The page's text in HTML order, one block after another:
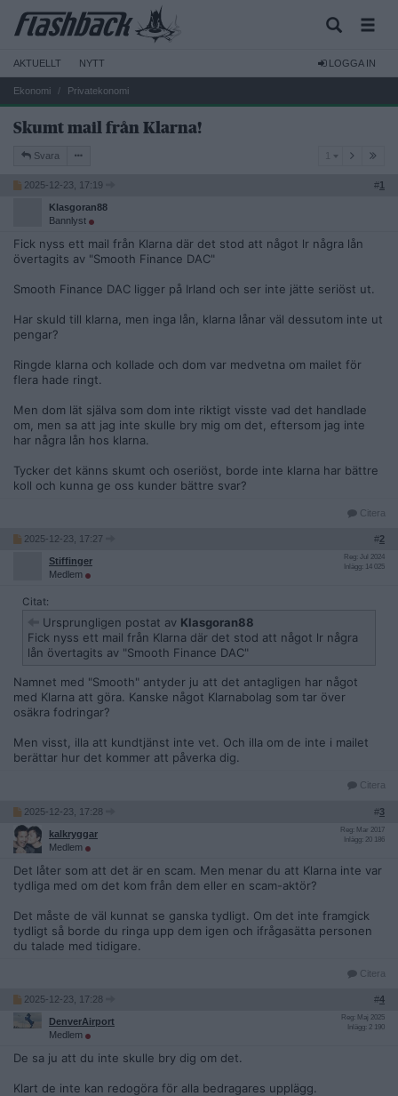
AKTUELLT NYTT LOGGA IN
Ekonomi Privatekonomi
Skumt mail från Klarna!
Svara
2025-12-23, 17:19 #1
Klasgoran88
Bannlyst
Fick nyss ett mail från Klarna där det stod att något lr några lån
övertagits av "Smooth Finance DAC"
Smooth Finance DAC ligger på Irland och ser inte jätte seriöst ut.
Har skuld till klarna, men inga lån, klarna lånar väl dessutom inte ut
pengar?
Ringde klarna och kollade och dom var medvetna om mailet för
flera hade ringt.
Men dom lät själva som dom inte riktigt visste vad det handlade
om, men sa att jag inte skulle bry mig om det, eftersom jag inte
har några lån hos klarna.
Tycker det känns skumt och oseriöst, borde inte klarna har bättre
koll och kunna ge oss kunder bättre svar?
Citera
2025-12-23, 17:27 #2
Stiffinger
Medlem
Reg: Jul 2024
Inlägg: 14 025
Citat:
Ursprungligen postat av Klasgoran88
Fick nyss ett mail från Klarna där det stod att något lr några
lån övertagits av "Smooth Finance DAC"
Namnet med "Smooth" antyder ju att det antagligen har något
med Klarna att göra. Kanske något Klarnabolag som tar över
osäkra fodringar?
Men visst, illa att kundtjänst inte vet. Och illa om de inte i mailet
berättar hur det kommer att påverka dig.
Citera
2025-12-23, 17:28 #3
kalkryggar
Medlem
Reg: Mar 2017
Inlägg: 20 186
Det låter som att det är en scam. Men menar du att Klarna inte var
tydliga med om det kom från dem eller en scam-aktör?
Det måste de väl kunnat se ganska tydligt. Om det inte framgick
tydligt så borde du ringa upp dem igen och ifrågasätta personen
du talade med tidigare.
Citera
2025-12-23, 17:28 #4
DenverAirport
Medlem
Reg: Maj 2025
Inlägg: 2 190
De sa ju att du inte skulle bry dig om det.
Klart de inte kan redogöra för alla bedragares upplägg.